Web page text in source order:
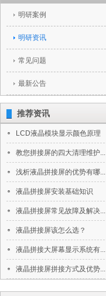
明研案例
明研资讯
常见问题
最新公告
推荐资讯
LCD液晶模块显示颜色原理
教您拼接屏的四大清理维护...
浅析液晶拼接屏的优势有哪...
液晶拼接屏安装基础知识
液晶拼接屏常见故障及解决...
液晶拼接屏该怎么选？
液晶拼接大屏幕显示系统有...
液晶拼接屏拼接方式及优势...